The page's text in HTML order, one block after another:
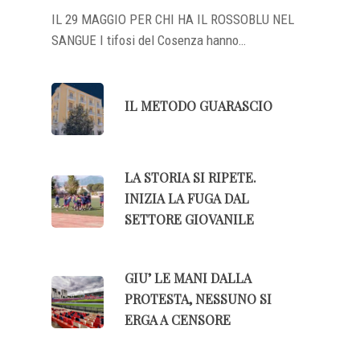
IL 29 MAGGIO PER CHI HA IL ROSSOBLU NEL
SANGUE I tifosi del Cosenza hanno…
IL METODO GUARASCIO
LA STORIA SI RIPETE.
INIZIA LA FUGA DAL
SETTORE GIOVANILE
GIU’ LE MANI DALLA
PROTESTA, NESSUNO SI
ERGA A CENSORE